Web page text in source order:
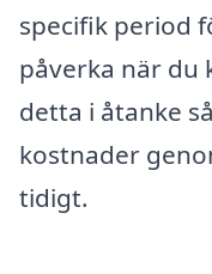
specifik period
påverka när du
detta i åtanke
kostnader
tidigt.